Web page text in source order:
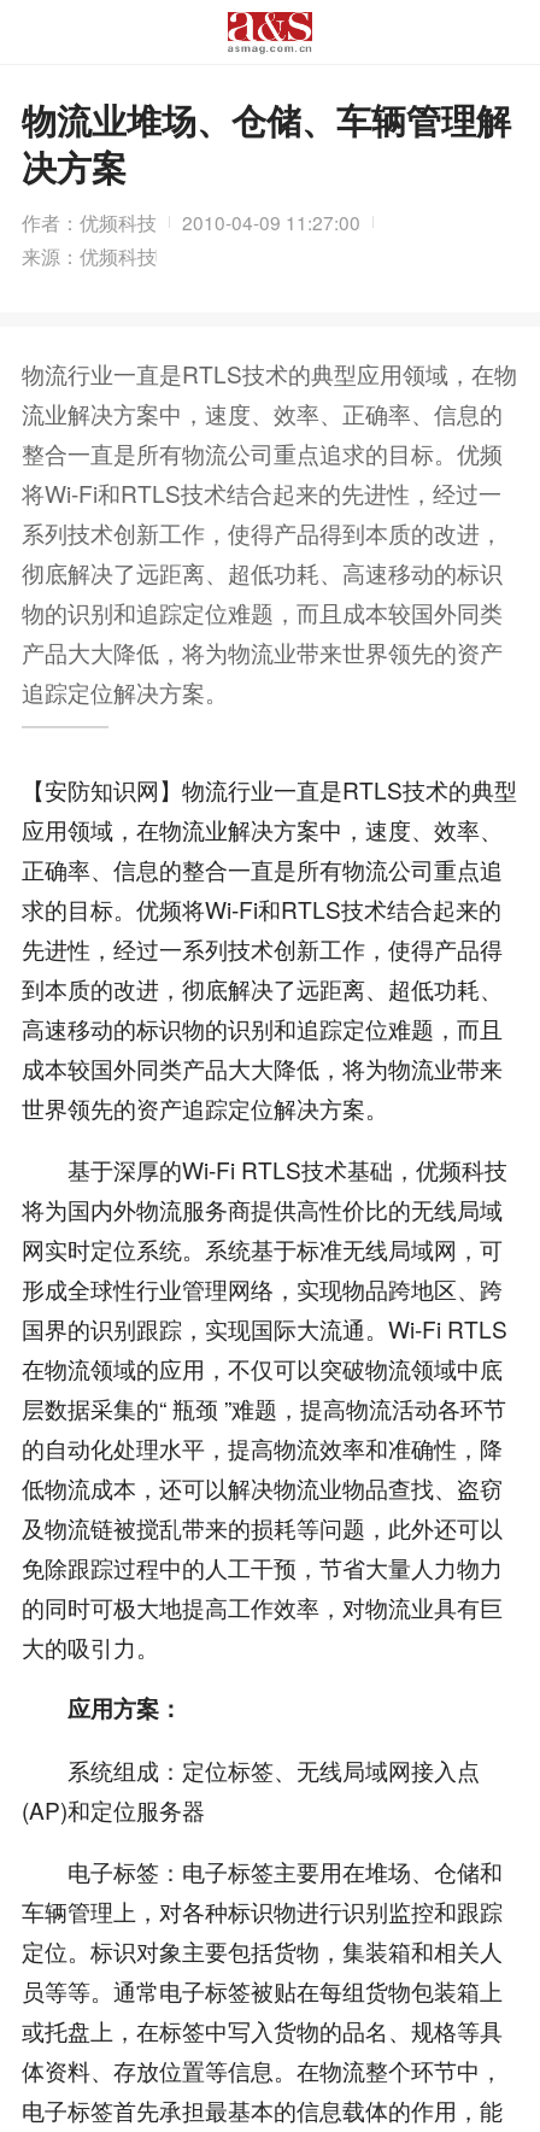
物流业堆场、仓储、车辆管理解
决方案
作者：优频科技
2010-04-09 11:27:00
来源：优频科技
物流行业一直是RTLS技术的典型应用领域，在物
流业解决方案中，速度、效率、正确率、信息的
整合一直是所有物流公司重点追求的目标。优频
将Wi-Fi和RTLS技术结合起来的先进性，经过一
系列技术创新工作，使得产品得到本质的改进，
彻底解决了远距离、超低功耗、高速移动的标识
物的识别和追踪定位难题，而且成本较国外同类
产品大大降低，将为物流业带来世界领先的资产
追踪定位解决方案。
【安防知识网】物流行业一直是RTLS技术的典型
应用领域，在物流业解决方案中，速度、效率、
正确率、信息的整合一直是所有物流公司重点追
求的目标。优频将Wi-Fi和RTLS技术结合起来的
先进性，经过一系列技术创新工作，使得产品得
到本质的改进，彻底解决了远距离、超低功耗、
高速移动的标识物的识别和追踪定位难题，而且
成本较国外同类产品大大降低，将为物流业带来
世界领先的资产追踪定位解决方案。
基于深厚的Wi-Fi RTLS技术基础，优频科技
将为国内外物流服务商提供高性价比的无线局域
网实时定位系统。系统基于标准无线局域网，可
形成全球性行业管理网络，实现物品跨地区、跨
国界的识别跟踪，实现国际大流通。Wi-Fi RTLS
在物流领域的应用，不仅可以突破物流领域中底
层数据采集的“ 瓶颈 ”难题，提高物流活动各环节
的自动化处理水平，提高物流效率和准确性，降
低物流成本，还可以解决物流业物品查找、盗窃
及物流链被搅乱带来的损耗等问题，此外还可以
免除跟踪过程中的人工干预，节省大量人力物力
的同时可极大地提高工作效率，对物流业具有巨
大的吸引力。
应用方案：
系统组成：定位标签、无线局域网接入点
(AP)和定位服务器
电子标签：电子标签主要用在堆场、仓储和
车辆管理上，对各种标识物进行识别监控和跟踪
定位。标识对象主要包括货物，集装箱和相关人
员等等。通常电子标签被贴在每组货物包装箱上
或托盘上，在标签中写入货物的品名、规格等具
体资料、存放位置等信息。在物流整个环节中，
电子标签首先承担最基本的信息载体的作用，能